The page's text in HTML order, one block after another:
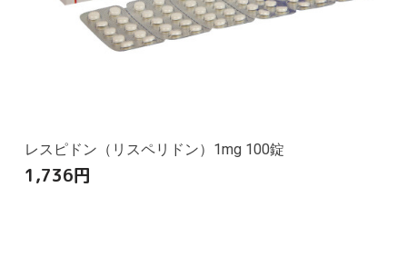
レスピドン（リスペリドン）1mg 100錠
1,736円